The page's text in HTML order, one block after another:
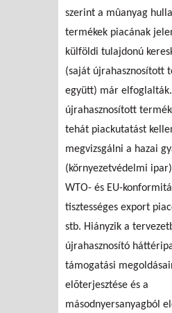
szerint a mûanyag
termékek piacának
külföldi tulajdonú
(saját újrahasznosított
együtt) már
újrahasznosított
tehát piackutatást
megvizsgálni a hazai
(környezetvédelmi
WTO- és EU-
tisztességes export
stb. Hiányzik a
újrahasznosító
támogatási
elõterjesztése és a
másodnyersanyagból